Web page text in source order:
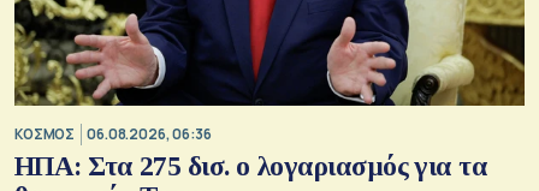
ΚΟΣΜΟΣ 06.08.2026, 06:36
ΗΠΑ: Στα 275 δισ. ο λογαριασμός για τα